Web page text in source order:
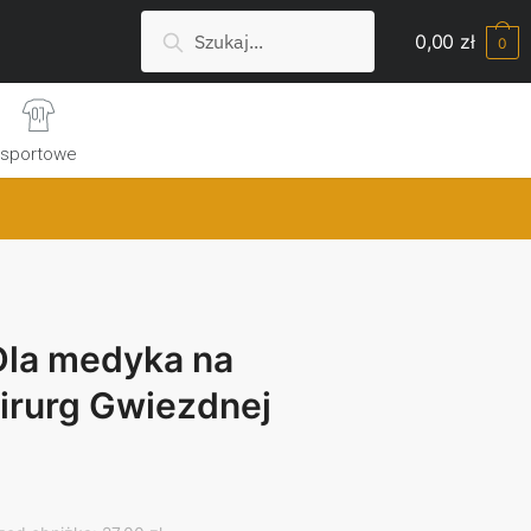
0,00 zł 0
Search
sportowe
medyka na
Gwiezdnej